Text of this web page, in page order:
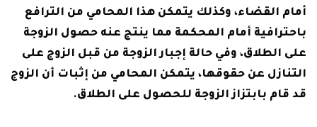
أمام القضاء، وكذلك يتمكن هذا المحامي من الترافع
باحترافية أمام المحكمة مما ينتج عنه حصول الزوجة
على الطلاق، وفي حالة إجبار الزوجة من قبل الزوج على
التنازل عن حقوقها، يتمكن المحامي من إثبات أن الزوج
قد قام بابتزاز الزوجة للحصول على الطلاق.